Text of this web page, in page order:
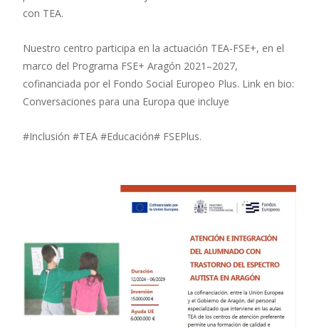
con TEA.
Nuestro centro participa en la actuación TEA-FSE+, en el
marco del Programa FSE+ Aragón 2021–2027,
cofinanciada por el Fondo Social Europeo Plus. Link en bio:
Conversaciones para una Europa que incluye
#Inclusión #TEA #Educación# FSEPlus.